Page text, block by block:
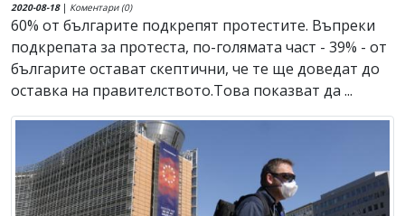
2020-08-18| Коментари (0)
60% от българите подкрепят протестите. Въпреки
подкрепата за протеста, по-голямата част - 39% - от
българите остават скептични, че те ще доведат до
оставка на правителството.Това показват да ...